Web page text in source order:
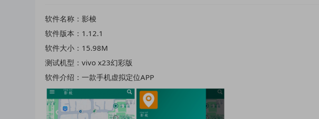
软件名称：影梭
软件版本：1.12.1
软件大小：15.98M
测试机型：vivo x23幻彩版
软件介绍：一款手机虚拟定位APP